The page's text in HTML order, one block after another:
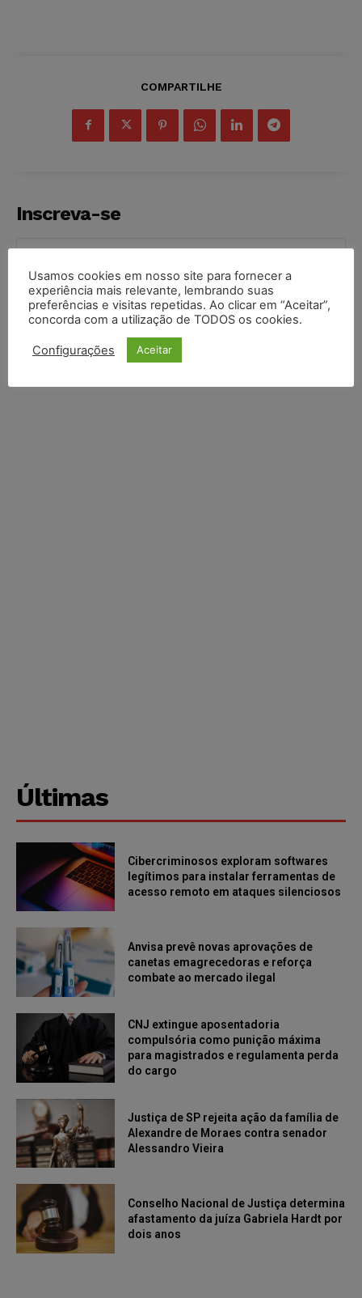
COMPARTILHE
Inscreva-se
INSCREVER
Li e aceito a Política de Privacidade
Últimas
Cibercriminosos exploram softwares
legítimos para instalar ferramentas de
acesso remoto em ataques silenciosos
Anvisa prevê novas aprovações de
canetas emagrecedoras e reforça
combate ao mercado ilegal
CNJ extingue aposentadoria
compulsória como punição máxima
para magistrados e regulamenta perda
do cargo
Justiça de SP rejeita ação da família de
Alexandre de Moraes contra senador
Alessandro Vieira
Conselho Nacional de Justiça determina
afastamento da juíza Gabriela Hardt por
dois anos
Usamos cookies em nosso site para fornecer a
experiência mais relevante, lembrando suas
preferências e visitas repetidas. Ao clicar em “Aceitar”,
concorda com a utilização de TODOS os cookies.
Configurações Aceitar